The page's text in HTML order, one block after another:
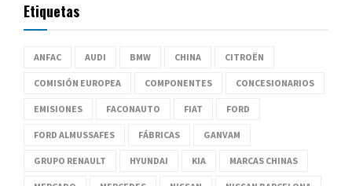
Etiquetas
ANFAC AUDI BMW CHINA CITROËN
COMISIÓN EUROPEA COMPONENTES CONCESIONARIOS
EMISIONES FACONAUTO FIAT FORD
FORD ALMUSSAFES FÁBRICAS GANVAM
GRUPO RENAULT HYUNDAI KIA MARCAS CHINAS